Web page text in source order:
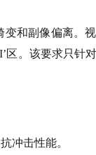
和副像偏离。
。该要求只针
冲击性能。